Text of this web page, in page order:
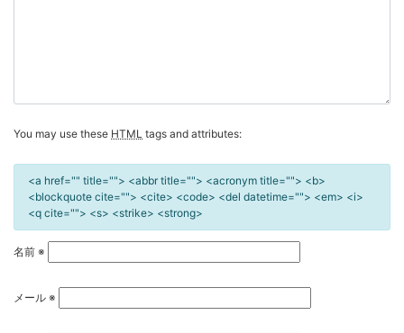
You may use these HTML tags and attributes:
<a href="" title=""> <abbr title=""> <acronym title=""> <b>
<blockquote cite=""> <cite> <code> <del datetime=""> <em> <i>
<q cite=""> <s> <strike> <strong>
名前 ※
メール ※